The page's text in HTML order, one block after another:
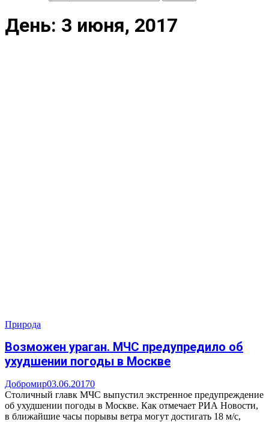
День: 3 июня, 2017
Природа
Возможен ураган. МЧС предупредило об
ухудшении погоды в Москве
Добромир03.06.20170
Столичный главк МЧС выпустил экстренное предупреждение
об ухудшении погоды в Москве. Как отмечает РИА Новости,
в ближайшие часы порывы ветра могут достигать 18 м/с,